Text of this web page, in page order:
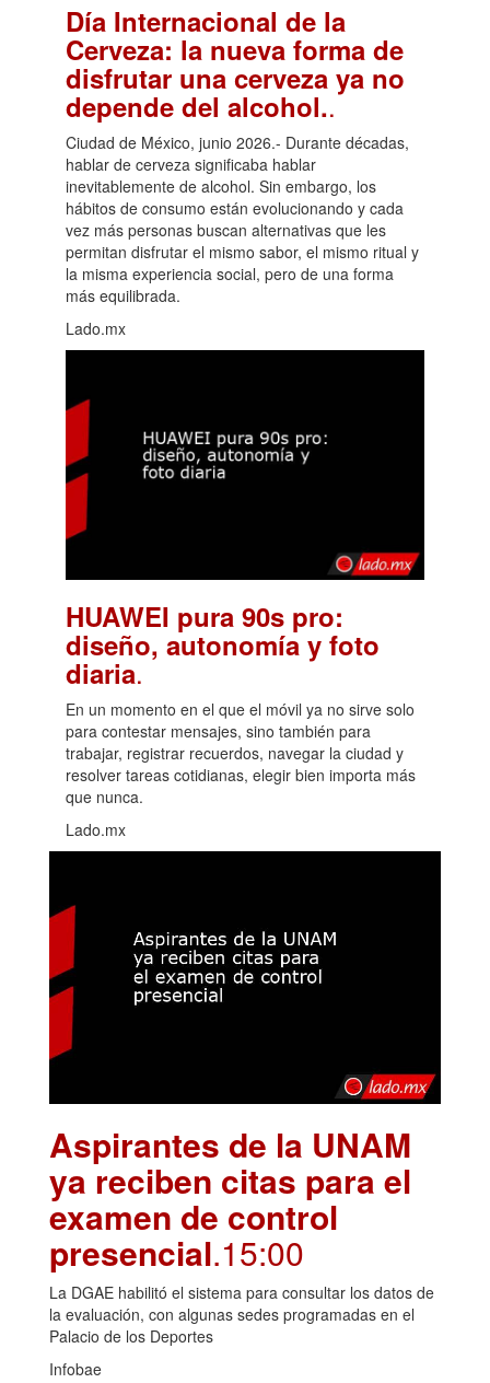
Día Internacional de la
Cerveza: la nueva forma de
disfrutar una cerveza ya no
depende del alcohol..
Ciudad de México, junio 2026.- Durante décadas,
hablar de cerveza significaba hablar
inevitablemente de alcohol. Sin embargo, los
hábitos de consumo están evolucionando y cada
vez más personas buscan alternativas que les
permitan disfrutar el mismo sabor, el mismo ritual y
la misma experiencia social, pero de una forma
más equilibrada.
Lado.mx
HUAWEI pura 90s pro:
diseño, autonomía y foto
diaria.
En un momento en el que el móvil ya no sirve solo
para contestar mensajes, sino también para
trabajar, registrar recuerdos, navegar la ciudad y
resolver tareas cotidianas, elegir bien importa más
que nunca.
Lado.mx
Aspirantes de la UNAM
ya reciben citas para el
examen de control
presencial.15:00
La DGAE habilitó el sistema para consultar los datos de
la evaluación, con algunas sedes programadas en el
Palacio de los Deportes
Infobae